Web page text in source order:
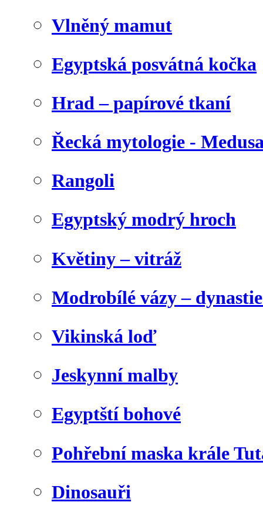
Vlněný mamut
Egyptská posvátná kočka
Hrad – papírové tkaní
Řecká mytologie -
Rangoli
Egyptský modrý hroch
Květiny – vitráž
Modrobílé vázy –
Vikinská loď
Jeskynní malby
Egyptští bohové
Pohřební maska krále
Dinosauři